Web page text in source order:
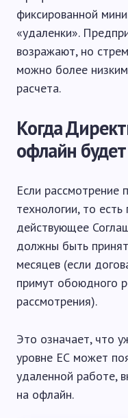
фиксированной
«удаленки».
возражают, но
можно более
расчета.
Когда
офлайн
Если рассмотрение
технологии, то
действующее
должны быть
месяцев (если
примут обоюдного
рассмотрения).
Это означает, что
уровне ЕС может
удаленной работе,
на офлайн.